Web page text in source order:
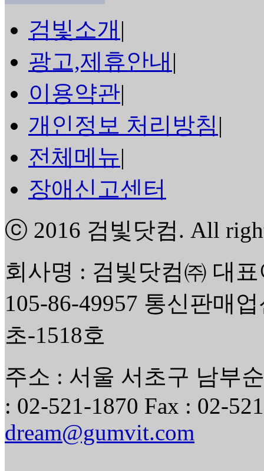
검빛소개|
광고,제휴안내|
이용약관|
개인정보 처리방침 |
전체메뉴|
장애신고센터
ⓒ 2016 검빛닷컴. All
회사명 : 검빛닷컴㈜ 대
105-86-49957 통신판매
초-1518호
주소 : 서울 서초구 남부
: 02-521-1870 Fax : 02-
dream@gumvit.com